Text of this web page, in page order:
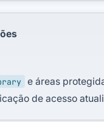
e áreas
de acesso